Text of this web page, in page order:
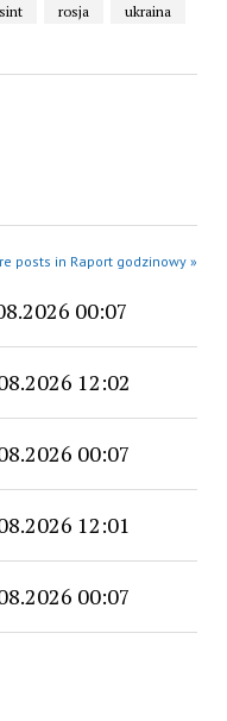
rosja
ukraina
posts in Raport godzinowy »
00:07
12:02
00:07
12:01
00:07